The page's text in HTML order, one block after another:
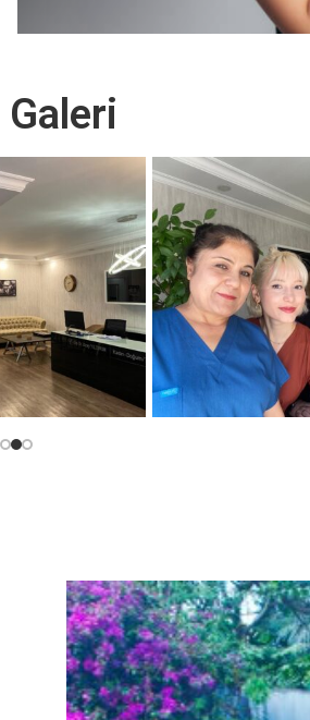
TEKNOLOJİK
GENİTAL BEYAZLATMA
LAZER İLE VAJİNA DARALTMA
İDRAR KAÇIRMA TEDAVİSİ
TEKRARLAYAN VAJİNAL AKINTILAR
VAJİNAL KURULUK
YARA İZİ TEDAVİSİ
LEKE TEDAVİSİ
CİLT GENÇLEŞTİRME
CİLT TONU EŞİTLEME
CİLT SIKILAŞTIRMA
KIRIŞIKLIK GİDERME
Galeri